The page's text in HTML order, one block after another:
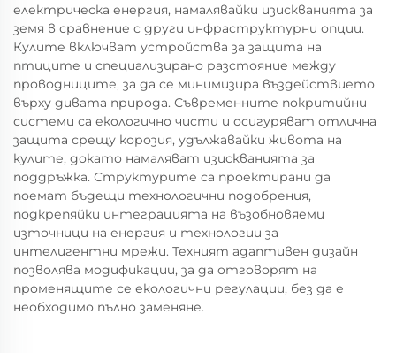
електрическа енергия, намалявайки изискванията за
земя в сравнение с други инфраструктурни опции.
Кулите включват устройства за защита на
птиците и специализирано разстояние между
проводниците, за да се минимизира въздействието
върху дивата природа. Съвременните покритийни
системи са екологично чисти и осигуряват отлична
защита срещу корозия, удължавайки живота на
кулите, докато намаляват изискванията за
поддръжка. Структурите са проектирани да
поемат бъдещи технологични подобрения,
подкрепяйки интеграцията на възобновяеми
източници на енергия и технологии за
интелигентни мрежи. Техният адаптивен дизайн
позволява модификации, за да отговорят на
променящите се екологични регулации, без да е
необходимо пълно заменяне.